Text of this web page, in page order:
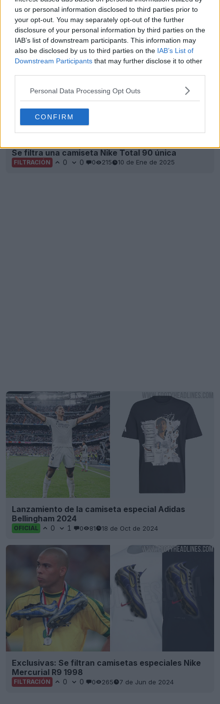
us or personal information disclosed to third parties prior to
your opt-out. You may separately opt-out of the further
disclosure of your personal information by third parties on the
IAB’s list of downstream participants. This information may
also be disclosed by us to third parties on the IAB’s List of
Downstream Participants that may further disclose it to other
Personal Data Processing Opt Outs
CONFIRM
Liverpool 25-26: ya está a la venta
FILTRACIÓN 0 0 0 216 28 de Jul de 2025
Se filtra una camiseta Nike Total 90 única
FILTRACIÓN 0 0 0 215 10 de Ene de 2025
Lanzamiento de la camiseta especial Adidas
Bellingham 2024
OFICIAL 0 1 0 81 18 de Oct de 2024
Exclusivas: Se filtran camisetas especiales Nike
Mercurial R9 1998
FILTRACIÓN 0 0 0 265 7 de Jun de 2024